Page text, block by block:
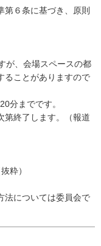
６条に基づき、原則
が、会場スペースの都
ることがありますので
分までです。
終了します。（報道
粋）
については委員会で